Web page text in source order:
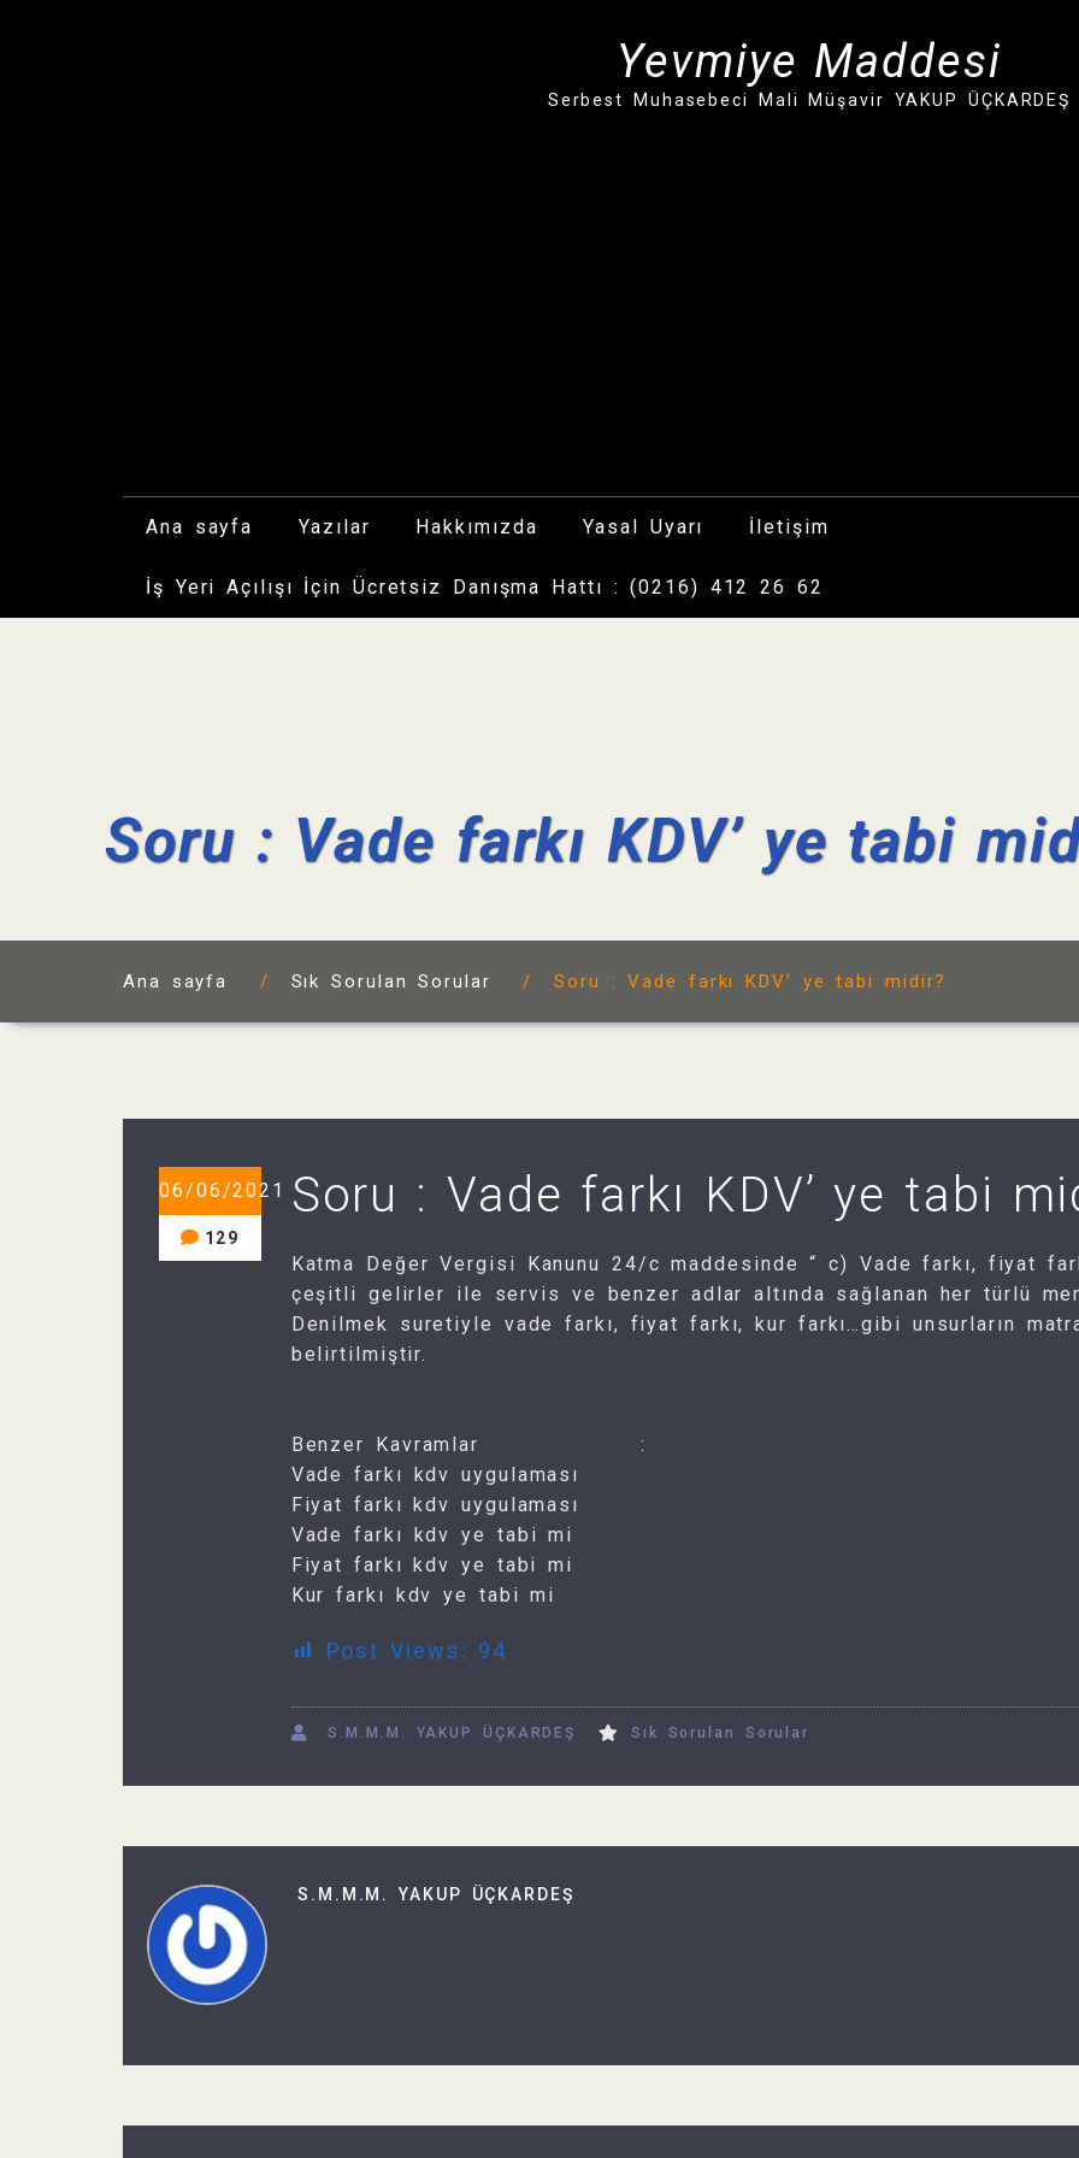
Yevmiye Maddesi
Serbest Muhasebeci Mali Müşavir YAKUP ÜÇKARDEŞ
Ana sayfa Yazılar Hakkımızda Yasal Uyarı İletişim
İş Yeri Açılışı İçin Ücretsiz Danışma Hattı : (0216) 412 26 62
Soru : Vade farkı KDV’ ye tabi
Ana sayfa / Sık Sorulan Sorular /Soru : Vade farkı KDV’ ye tabi midir?
06/06/2021
129
Soru : Vade farkı KDV’ ye tabi
Katma Değer Vergisi Kanunu 24/c maddesinde “ c) Vade farkı, fiyat
çeşitli gelirler ile servis ve benzer adlar altında sağlanan her türlü
Denilmek suretiyle vade farkı, fiyat farkı, kur farkı…gibi unsurların
belirtilmiştir.
Benzer Kavramlar :
Vade farkı kdv uygulaması
Fiyat farkı kdv uygulaması
Vade farkı kdv ye tabi mi
Fiyat farkı kdv ye tabi mi
Kur farkı kdv ye tabi mi
Post Views: 94
S.M.M.M. YAKUP ÜÇKARDEŞ Sık Sorulan Sorular
S.M.M.M. YAKUP ÜÇKARDEŞ